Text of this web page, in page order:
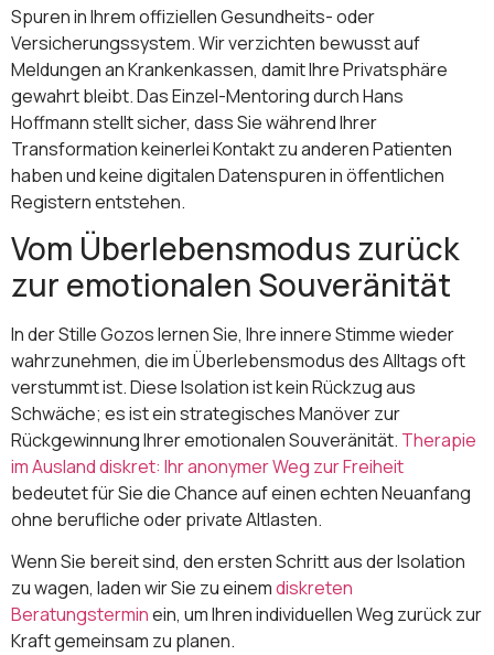
Spuren in Ihrem offiziellen Gesundheits- oder
Versicherungssystem. Wir verzichten bewusst auf
Meldungen an Krankenkassen, damit Ihre Privatsphäre
gewahrt bleibt. Das Einzel-Mentoring durch Hans
Hoffmann stellt sicher, dass Sie während Ihrer
Transformation keinerlei Kontakt zu anderen Patienten
haben und keine digitalen Datenspuren in öffentlichen
Registern entstehen.
Vom Überlebensmodus zurück
zur emotionalen Souveränität
In der Stille Gozos lernen Sie, Ihre innere Stimme wieder
wahrzunehmen, die im Überlebensmodus des Alltags oft
verstummt ist. Diese Isolation ist kein Rückzug aus
Schwäche; es ist ein strategisches Manöver zur
Rückgewinnung Ihrer emotionalen Souveränität. Therapie
im Ausland diskret: Ihr anonymer Weg zur Freiheit
bedeutet für Sie die Chance auf einen echten Neuanfang
ohne berufliche oder private Altlasten.
Wenn Sie bereit sind, den ersten Schritt aus der Isolation
zu wagen, laden wir Sie zu einemdiskreten
Beratungsterminein, um Ihren individuellen Weg zurück zur
Kraft gemeinsam zu planen.